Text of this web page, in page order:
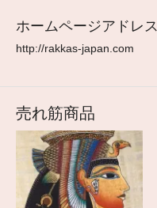
ホームページアドレス
http://rakkas-japan.com
売れ筋商品